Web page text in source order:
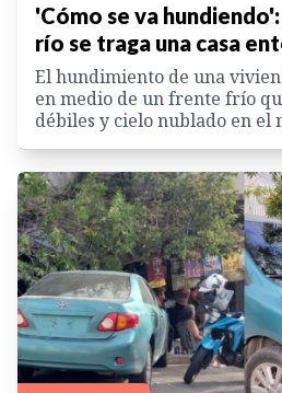
'Cómo se va
río se traga una casa
El hundimiento de una
en medio de un frente frío
débiles y cielo nublado en el